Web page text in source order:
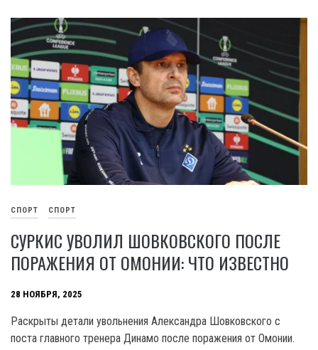
СПОРТ СПОРТ
СУРКИС УВОЛИЛ ШОВКОВСКОГО ПОСЛЕ
ПОРАЖЕНИЯ ОТ ОМОНИИ: ЧТО ИЗВЕСТНО
28 НОЯБРЯ, 2025
Раскрыты детали увольнения Александра Шовковского с
поста главного тренера Динамо после поражения от Омонии.